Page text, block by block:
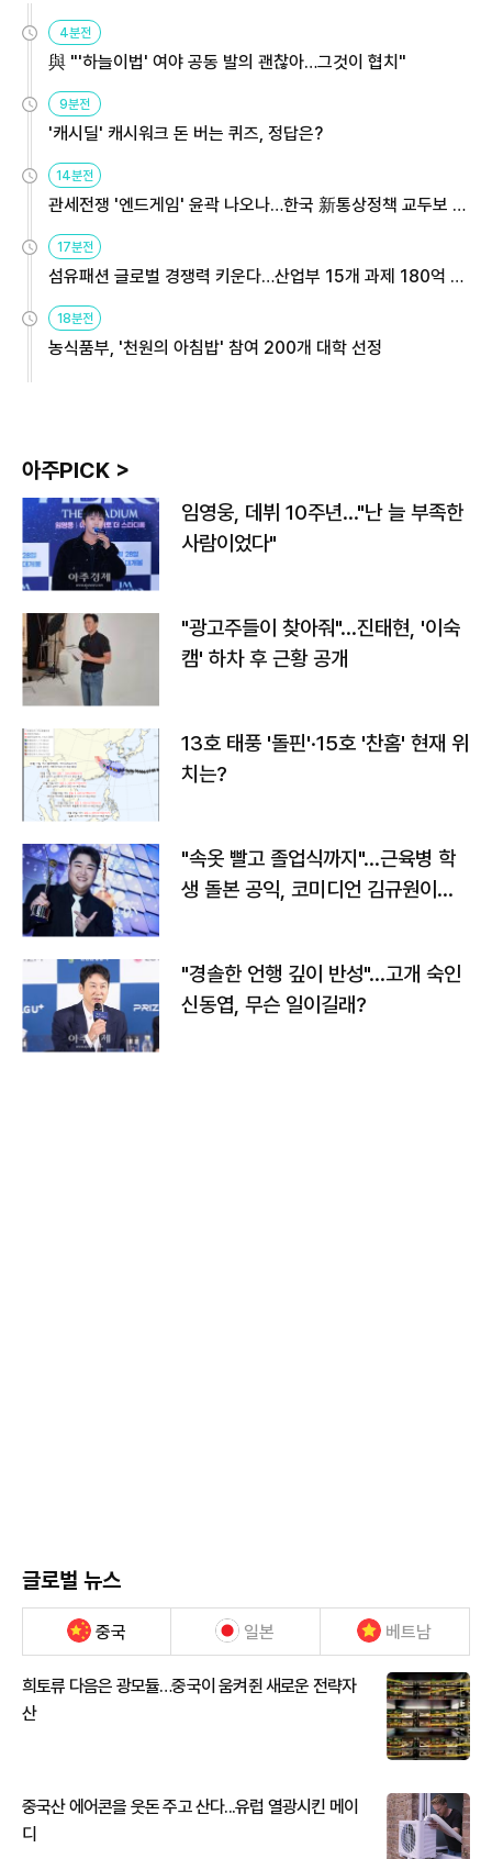
4분전
與 "'하늘이법' 여야 공동 발의 괜찮아…그것이 협치"
9분전
'캐시딜' 캐시워크 돈 버는 퀴즈, 정답은?
14분전
관세전쟁 '엔드게임' 윤곽 나오나…한국 新통상정책 교두보 활
17분전
섬유패션 글로벌 경쟁력 키운다…산업부 15개 과제 180억 지
18분전
농식품부, '천원의 아침밥' 참여 200개 대학 선정
아주PICK >
임영웅, 데뷔 10주년…"난 늘 부족한
사람이었다"
"광고주들이 찾아줘"…진태현, '이숙
캠' 하차 후 근황 공개
13호 태풍 '돌핀'·15호 '찬홈' 현재 위
치는?
"속옷 빨고 졸업식까지"…근육병 학
생 돌본 공익, 코미디언 김규원이었
"경솔한 언행 깊이 반성"…고개 숙인
신동엽, 무슨 일이길래?
글로벌 뉴스
중국 일본 베트남
희토류 다음은 광모듈…중국이 움켜쥔 새로운 전략자
산
중국산 에어콘을 웃돈 주고 산다...유럽 열광시킨 메이
디